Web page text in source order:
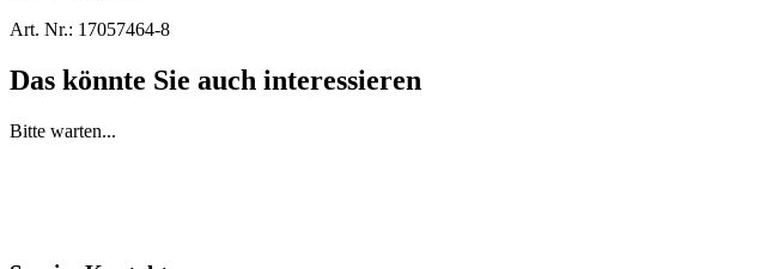
Art. Nr.: 17057464-8
Das könnte Sie auch interessieren
Bitte warten...